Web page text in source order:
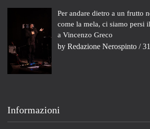
Per andare dietro a un frutto
come la mela, ci siamo persi
a Vincenzo Greco
by Redazione Nerospinto /
Informazioni